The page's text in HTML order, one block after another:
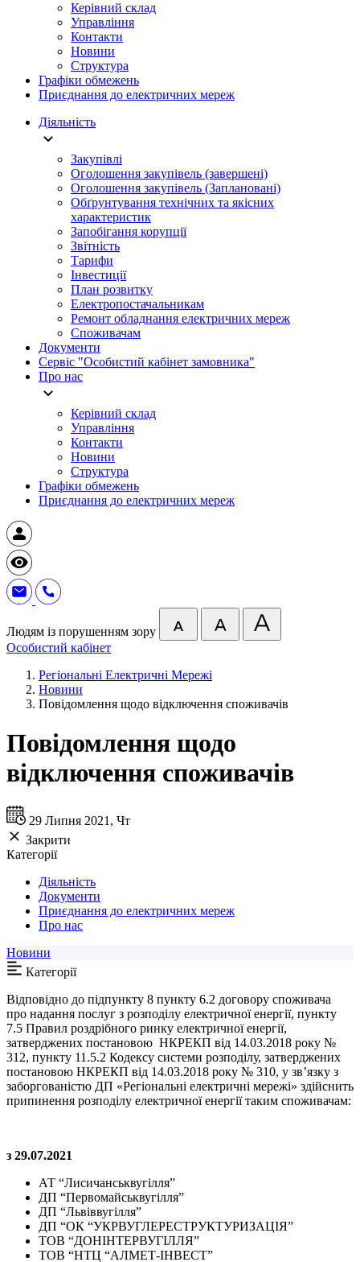
Керівний склад
Управління
Контакти
Новини
Структура
Графіки обмежень
Приєднання до електричних мереж
Діяльність
Закупівлі
Оголошення закупівель (завершені)
Оголошення закупівель (Заплановані)
Обґрунтування технічних та якісних
характеристик
Запобігання корупції
Звітність
Тарифи
Інвестиції
План розвитку
Електропостачальникам
Ремонт обладнання електричних мереж
Споживачам
Документи
Сервіс "Особистий кабінет замовника"
Про нас
Керівний склад
Управління
Контакти
Новини
Структура
Графіки обмежень
Приєднання до електричних мереж
Людям із порушенням зору
Особистий кабінет
Регіональні Електричні Мережі
Новини
Повідомлення щодо відключення споживачів
Повідомлення щодо
відключення споживачів
29 Липня 2021, Чт
Закрити
Категорії
Діяльність
Документи
Приєднання до електричних мереж
Про нас
Новини
Категорії
Відповідно до підпункту 8 пункту 6.2 договору споживача
про надання послуг з розподілу електричної енергії, пункту
7.5 Правил роздрібного ринку електричної енергії,
затверджених постановою НКРЕКП від 14.03.2018 року №
312, пункту 11.5.2 Кодексу системи розподілу, затверджених
постановою НКРЕКП від 14.03.2018 року № 310, у зв’язку з
заборгованістю ДП «Регіональні електричні мережі» здійснить
припинення розподілу електричної енергії таким споживачам:
з 29.07.2021
АТ “Лисичанськвугілля”
ДП “Первомайськвугілля”
ДП “Львіввугілля”
ДП “ОК “УКРВУГЛЕРЕСТРУКТУРИЗАЦІЯ”
ТОВ “ДОНІНТЕРВУГІЛЛЯ”
ТОВ “НТЦ “АЛМЕТ-ІНВЕСТ”